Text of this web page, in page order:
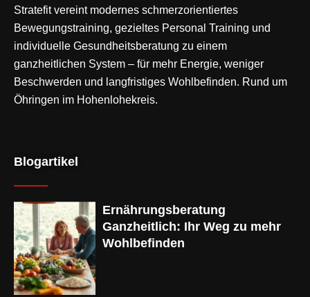
Stratefit vereint modernes schmerzorientiertes
Bewegungstraining, gezieltes Personal Training und
individuelle Gesundheitsberatung zu einem
ganzheitlichen System – für mehr Energie, weniger
Beschwerden und langfristiges Wohlbefinden. Rund um
Öhringen im Hohenlohekreis.
Blogartikel
Ernährungsberatung
Ganzheitlich: Ihr Weg zu mehr
Wohlbefinden